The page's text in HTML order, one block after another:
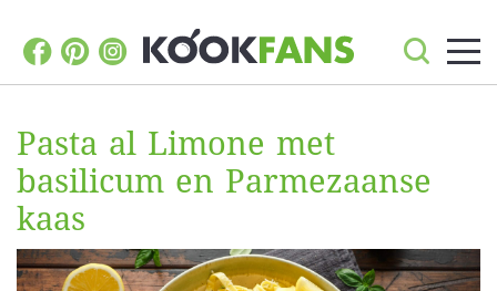
Pasta al Limone met
basilicum en Parmezaanse
kaas